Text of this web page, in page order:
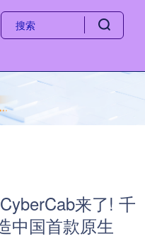
来了! 千
中国首款原生